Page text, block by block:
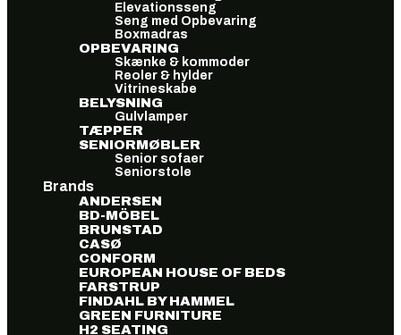
Elevationsseng
Seng med Opbevaring
Boxmadras
OPBEVARING
Skænke & kommoder
Reoler & hylder
Vitrineskabe
BELYSNING
Gulvlamper
TÆPPER
SENIORMØBLER
Senior sofaer
Seniorstole
Brands
ANDERSEN
BD-MÖBEL
BRUNSTAD
CASØ
CONFORM
EUROPEAN HOUSE OF BEDS
FARSTRUP
FINDAHL BY HAMMEL
GREEN FURNITURE
H2 SEATING